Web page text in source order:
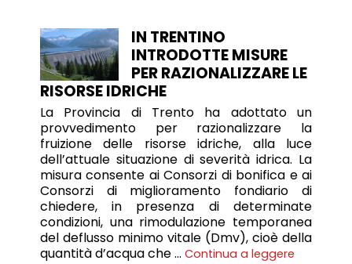
IN TRENTINO
INTRODOTTE MISURE
PER RAZIONALIZZARE LE
RISORSE IDRICHE
La Provincia di Trento ha adottato un
provvedimento per razionalizzare la
fruizione delle risorse idriche, alla luce
dell’attuale situazione di severità idrica. La
misura consente ai Consorzi di bonifica e ai
Consorzi di miglioramento fondiario di
chiedere, in presenza di determinate
condizioni, una rimodulazione temporanea
del deflusso minimo vitale (Dmv), cioè della
quantità d’acqua che … Continua a leggere